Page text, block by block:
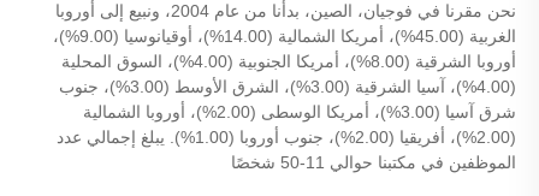
نحن مقرنا في فوجيان، الصين، بدأنا من عام 2004، ونبيع إلى أوروبا
الغربية (45.00%)، أمريكا الشمالية (14.00%)، أوقيانوسيا (9.00%)،
أوروبا الشرقية (8.00%)، أمريكا الجنوبية (4.00%)، السوق المحلية
(4.00%)، آسيا الشرقية (3.00%)، الشرق الأوسط (3.00%)، جنوب
شرق آسيا (3.00%)، أمريكا الوسطى (2.00%)، أوروبا الشمالية
(2.00%)، أفريقيا (2.00%)، جنوب أوروبا (1.00%). يبلغ إجمالي عدد
الموظفين في مكتبنا حوالي 11-50 شخصًا